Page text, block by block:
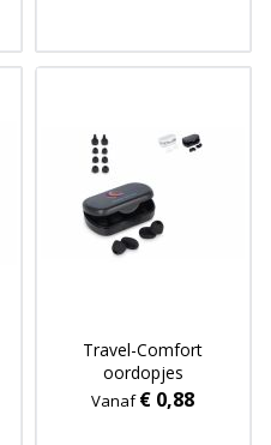
Travel-Comfort
oordopjes
Vanaf€ 0,88